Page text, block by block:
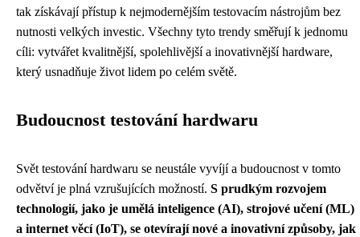
tak získávají přístup k nejmodernějším testovacím nástrojům bez
nutnosti velkých investic. Všechny tyto trendy směřují k jednomu
cíli: vytvářet kvalitnější, spolehlivější a inovativnější hardware,
který usnadňuje život lidem po celém světě.
Budoucnost testování hardwaru
Svět testování hardwaru se neustále vyvíjí a budoucnost v tomto
odvětví je plná vzrušujících možností. S prudkým rozvojem
technologií, jako je umělá inteligence (AI), strojové učení (ML)
a internet věcí (IoT), se otevírají nové a inovativní způsoby, jak